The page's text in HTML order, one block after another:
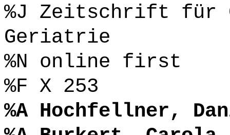
%J Zeitschrift für
Geriatrie
%N online first
%F X 253
%A Hochfellner,